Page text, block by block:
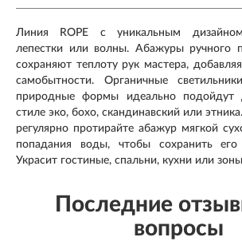
Линия ROPE с уникальным
лепестки или волны. Абажуры ручного
сохраняют теплоту рук мастера,
самобытности. Органичные
природные формы идеально подойдут
стиле эко, бохо, скандинавский или
регулярно протирайте абажур мягкой
попадания воды, чтобы сохранить
Украсит гостиные, спальни, кухни или
Последние
вопросы